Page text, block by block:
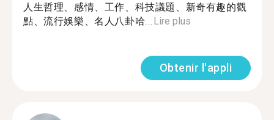
人生哲理、感情、工作、科技議題、新奇有趣的觀
點、流行娛樂、名人八卦哈... Lire plus
Obtenir l'appli